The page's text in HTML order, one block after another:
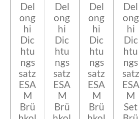
Del
ong
hi
Dic
htu
ngs
satz
ESA
M
Brü
Del
ong
hi
Dic
htu
ngs
satz
ESA
M
Brü
Del
ong
hi
Dic
htu
ngs
satz
ESA
M
Brü
Del
ong
hi
Dic
htu
ngs
satz
ESA
M
Set